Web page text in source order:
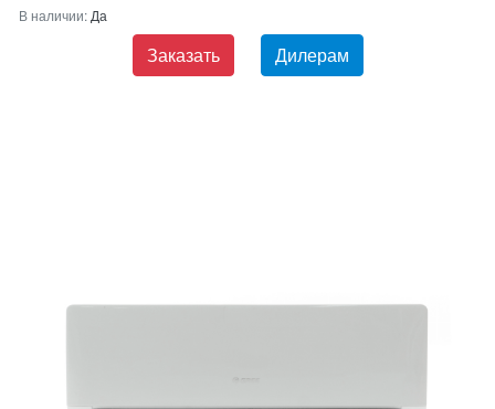
В наличии: Да
Заказать Дилерам